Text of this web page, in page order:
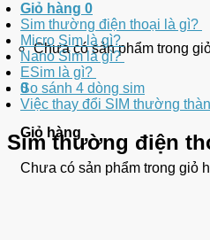
Giỏ hàng 0
Chưa có sản phẩm trong
0
Giỏ hàng
Chưa có sản phẩm trong giỏ
Sim thường điện thoại là gì?
Micro Sim là gì?
Nano Sim là gì?
ESim là gì?
So sánh 4 dòng sim
Việc thay đổi SIM thường
Sim thường điện